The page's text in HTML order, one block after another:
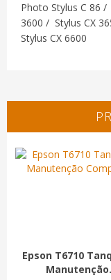
Photo Stylus C 86
3600 / Stylus CX
Stylus CX 6600
Epson T6710